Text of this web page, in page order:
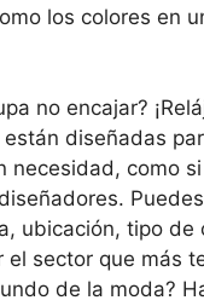
los colores en
no encajar?
diseñadas
necesidad, como
ubicación, tipo de
el sector que más
de la moda?